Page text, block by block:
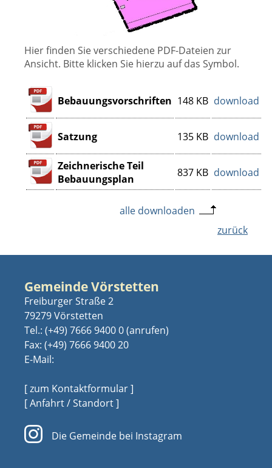
Hier finden Sie verschiedene PDF-Dateien zur
Ansicht. Bitte klicken Sie hierzu auf das Symbol.
Bebauungsvorschriften 148 KB download
Satzung 135 KB download
Zeichnerische Teil
Bebauungsplan
837 KB download
alle downloaden
zurück
Gemeinde Vörstetten
Freiburger Straße 2
79279 Vörstetten
Tel.: (+49) 7666 9400 0
Fax: (+49) 7666 9400 20
E-Mail:
[ zum Kontaktformular ]
[ Anfahrt / Standort ]
Die Gemeinde bei Instagram